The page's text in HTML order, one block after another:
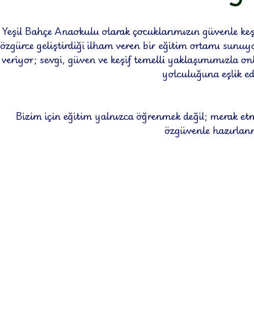
Yeşil Bahçe Anaokulu olarak çocuklarımızın güvenle
özgürce geliştirdiği ilham veren bir eğitim ortamı
veriyor; sevgi, güven ve keşif temelli yaklaşımımızla
yolculuğuna eşlik
Bizim için eğitim yalnızca öğrenmek değil; merak
özgüvenle